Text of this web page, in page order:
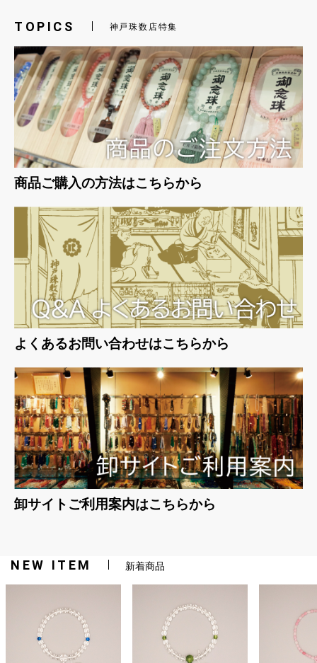
お買い物を続ける カートへ進む
TOPICS 神戸珠数店特集
商品ご購入の方法はこちらから
よくあるお問い合わせはこちらから
卸サイトご利用案内はこちらから
NEW ITEM 新着商品